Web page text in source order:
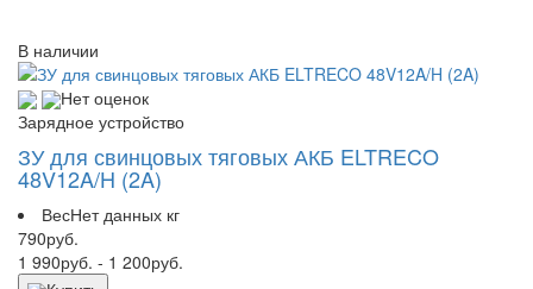
В наличии
Нет оценок
Зарядное устройство
ЗУ для свинцовых тяговых АКБ ELTRECO
48V12A/H (2A)
ВесНет данных кг
790руб.
1 990руб. - 1 200руб.